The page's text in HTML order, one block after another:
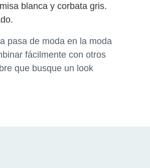
blanca y corbata gris.
pasa de moda en la moda
fácilmente con otros
que busque un look